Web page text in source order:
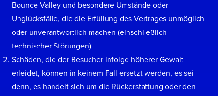
Bounce Valley und besondere Umstände oder
Unglücksfälle, die die Erfüllung des Vertrages unmöglich
oder unverantwortlich machen (einschließlich
technischer Störungen).
Schäden, die der Besucher infolge höherer Gewalt
erleidet, können in keinem Fall ersetzt werden, es sei
denn, es handelt sich um die Rückerstattung oder den